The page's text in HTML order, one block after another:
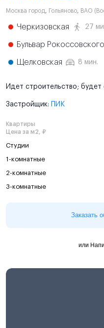
Москва город, Гольяново, ВАО
Черкизовская 27
Бульвар Рокоссовского
Щелковская 8 мин.
Идет строительство; будет
Застройщик: ПИК
Квартиры
Цена за м2, ₽
Студии
1-комнатные
2-комнатные
3-комнатные
Заказать
или